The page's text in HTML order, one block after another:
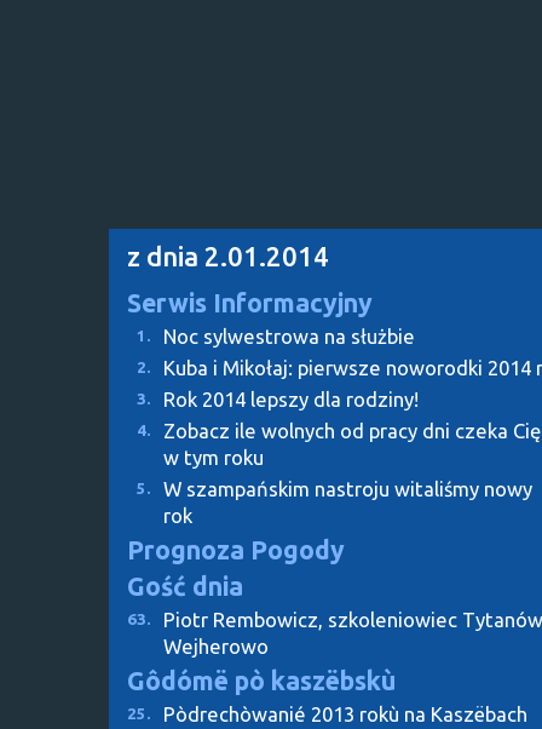
z dnia 2.01.2014
Serwis Informacyjny
1. Noc sylwestrowa na służbie
2. Kuba i Mikołaj: pierwsze noworodki 2014
3. Rok 2014 lepszy dla rodziny!
4.
Zobacz ile wolnych od pracy dni czeka Cię
w tym roku
5.
W szampańskim nastroju witaliśmy nowy
rok
Prognoza Pogody
Gość dnia
63.
Piotr Rembowicz, szkoleniowiec Tytanów
Wejherowo
Gôdómë pò kaszëbskù
25. Pòdrechòwanié 2013 rokù na Kaszëbach